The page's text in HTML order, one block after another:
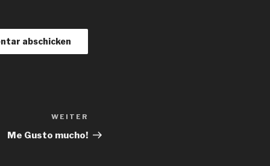
Beitrag
WEITER
Me Gusto mucho!